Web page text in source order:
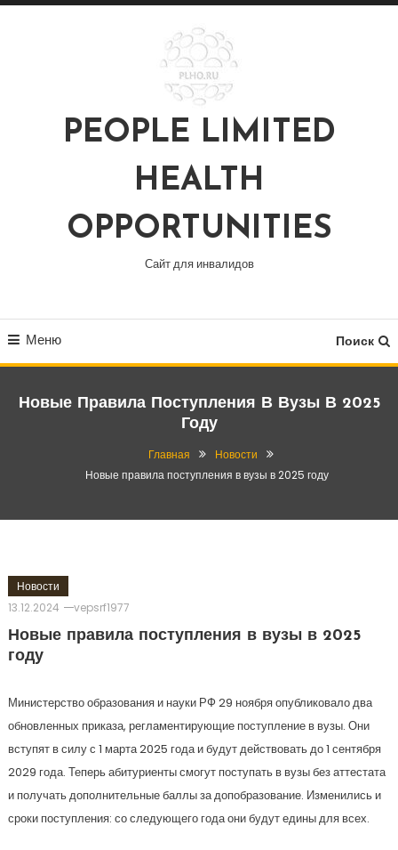
Перейти
PEOPLE LIMITED
HEALTH
OPPORTUNITIES
Сайт для инвалидов
Меню Поиск
Новые Правила Поступления В Вузы В 2025
Году
Главная
Новости
Новые правила поступления в вузы в 2025 году
Новости
13.12.2024
vepsrf1977
Новые правила поступления в вузы в 2025
году
Министерство образования и науки РФ 29 ноября опубликовало два
обновленных приказа, регламентирующие поступление в вузы. Они
вступят в силу с 1 марта 2025 года и будут действовать до 1 сентября
2029 года. Теперь абитуриенты смогут поступать в вузы без аттестата
и получать дополнительные баллы за допобразование. Изменились и
сроки поступления: со следующего года они будут едины для всех.